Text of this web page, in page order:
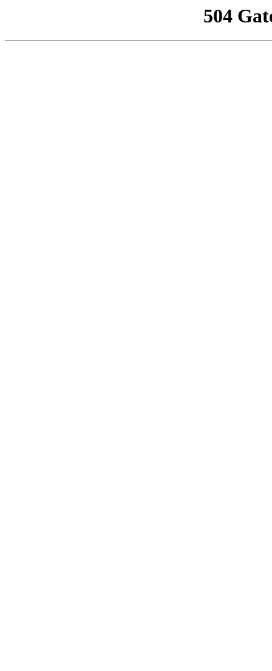
504